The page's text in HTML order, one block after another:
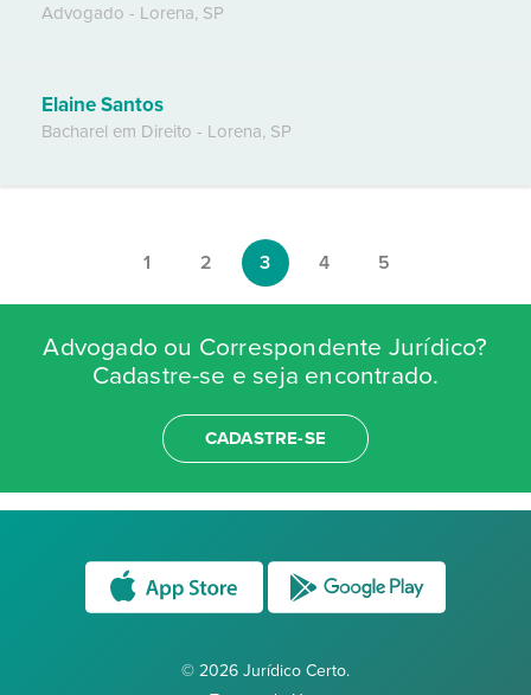
Advogado - Lorena, SP
Elaine Santos
Bacharel em Direito - Lorena, SP
1 2 3 4 5
Advogado ou Correspondente Jurídico?
Cadastre-se e seja encontrado.
CADASTRE-SE
© 2026 Jurídico Certo.